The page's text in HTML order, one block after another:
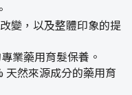
變，以及整體印象的提
業藥用育髮保養。
天然來源成分的藥用育